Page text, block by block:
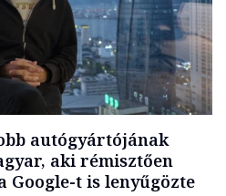
autógyártójának
aki rémisztően
Google-t is lenyűgözte